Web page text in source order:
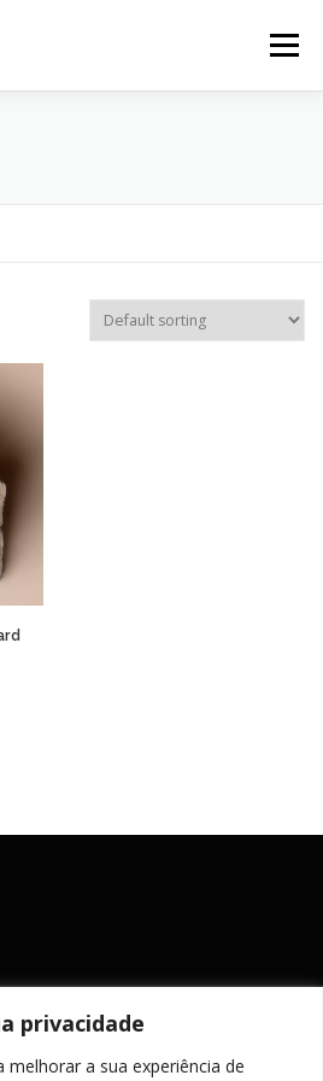
privacidade
a sua experiência de
Menu
SE ACTUALIZADO